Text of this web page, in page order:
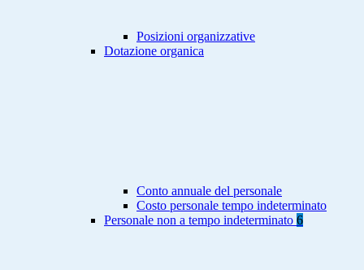
Posizioni organizzative
Dotazione organica
Conto annuale del personale
Costo personale tempo indeterminato
Personale non a tempo indeterminato 6